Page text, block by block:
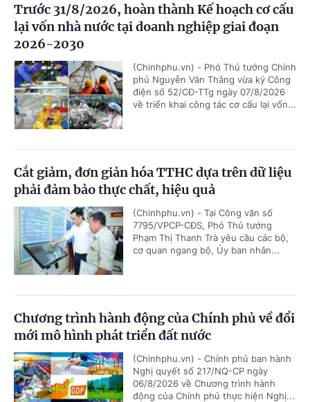
Trước 31/8/2026, hoàn thành Kế hoạch cơ cấu
lại vốn nhà nước tại doanh nghiệp giai đoạn
2026-2030
(Chinhphu.vn) - Phó Thủ tướng Chính
phủ Nguyễn Văn Thắng vừa ký Công
điện số 52/CĐ-TTg ngày 07/8/2026
về triển khai công tác cơ cấu lại vốn...
Cắt giảm, đơn giản hóa TTHC dựa trên dữ liệu
phải đảm bảo thực chất, hiệu quả
(Chinhphu.vn) - Tại Công văn số
7795/VPCP-CĐS, Phó Thủ tướng
Phạm Thị Thanh Trà yêu cầu các bộ,
cơ quan ngang bộ, Ủy ban nhân...
Chương trình hành động của Chính phủ về đổi
mới mô hình phát triển đất nước
(Chinhphu.vn) - Chính phủ ban hành
Nghị quyết số 217/NQ-CP ngày
06/8/2026 về Chương trình hành
động của Chính phủ thực hiện Nghị...